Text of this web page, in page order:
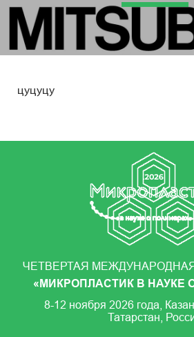
цуцуцу
ЧЕТВЕРТАЯ
«МИКРОПЛАСТИК В НАУКЕ
8-12 ноября 2026 года,
Татарстан,